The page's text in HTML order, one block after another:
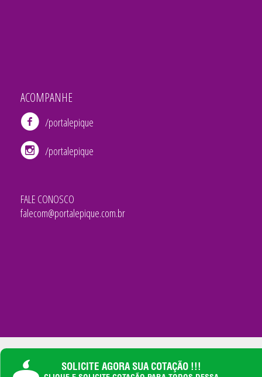
SOLICITE AGORA SUA COTAÇÃO !!!
ACOMPANHE
/portalepique
/portalepique
FALE CONOSCO
falecom@portalepique.com.br